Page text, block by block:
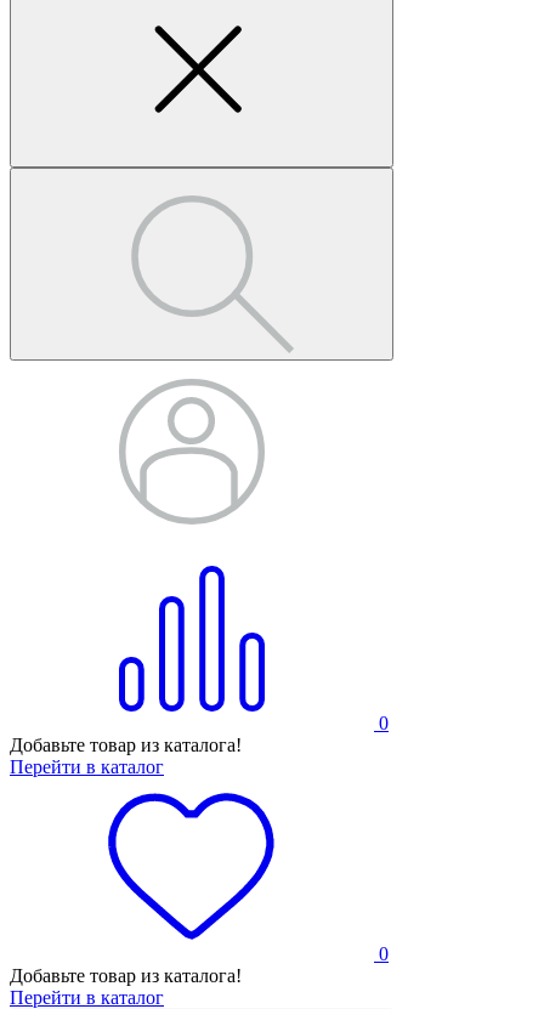
0
Добавьте товар из каталога!
Перейти в каталог
0
Добавьте товар из каталога!
Перейти в каталог